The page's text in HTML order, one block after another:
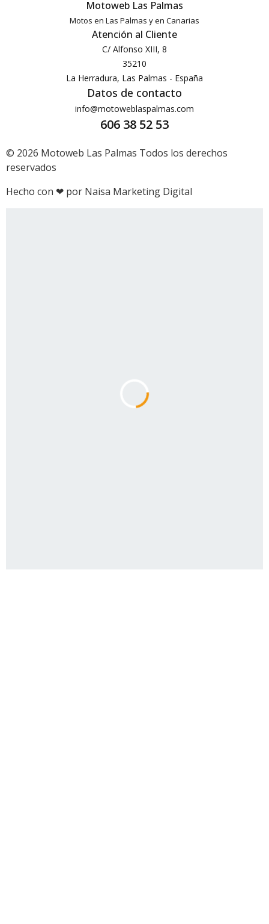
Motoweb Las Palmas
Motos en Las Palmas y en Canarias
Atención al Cliente
C/ Alfonso XIII, 8
35210
La Herradura, Las Palmas - España
Datos de contacto
info@motoweblaspalmas.com
606 38 52 53
© 2026 Motoweb Las Palmas Todos los derechos
reservados
Hecho con ❤ por Naisa Marketing Digital